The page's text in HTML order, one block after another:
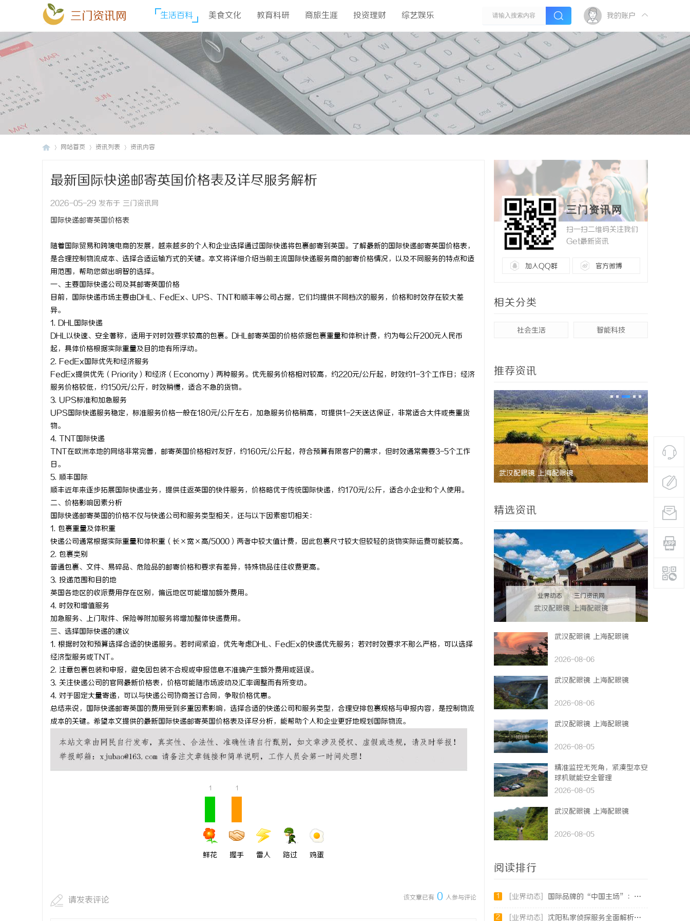
三门资讯网 生活百科 美食文化 教育科研 商旅生涯 投资理财 综艺娱乐 我的账户
网站首页 资讯列表 资讯内容
最新国际快递邮寄英国价格表及详尽服务解析
2026-05-29 发布于 三门资讯网
国际快递邮寄英国价格表
随着国际贸易和跨境电商的发展，越来越多的个人和企业选择通过国际快递将包裹邮寄到英国。了解最新的国际快递邮寄英国价格表，
是合理控制物流成本、选择合适运输方式的关键。本文将详细介绍当前主流国际快递服务商的邮寄价格情况，以及不同服务的特点和适
用范围，帮助您做出明智的选择。
一、主要国际快递公司及其邮寄英国价格
目前，国际快递市场主要由DHL、FedEx、UPS、TNT和顺丰等公司占据，它们均提供不同档次的服务，价格和时效存在较大差
异。
1. DHL国际快递
DHL以快速、安全著称，适用于对时效要求较高的包裹。DHL邮寄英国的价格依据包裹重量和体积计费，约为每公斤200元人民币
起，具体价格根据实际重量及目的地有所浮动。
2. FedEx国际优先和经济服务
FedEx提供优先（Priority）和经济（Economy）两种服务。优先服务价格相对较高，约220元/公斤起，时效约1-3个工作日；经济
服务价格较低，约150元/公斤，时效稍慢，适合不急的货物。
3. UPS标准和加急服务
UPS国际快递服务稳定，标准服务价格一般在180元/公斤左右，加急服务价格稍高，可提供1-2天送达保证，非常适合大件或贵重货
物。
4. TNT国际快递
TNT在欧洲本地的网络非常完善，邮寄英国价格相对友好，约160元/公斤起，符合预算有限客户的需求，但时效通常需要3-5个工作
日。
5. 顺丰国际
顺丰近年来逐步拓展国际快递业务，提供往返英国的快件服务，价格略优于传统国际快递，约170元/公斤，适合小企业和个人使用。
二、价格影响因素分析
国际快递邮寄英国的价格不仅与快递公司和服务类型相关，还与以下因素密切相关：
1. 包裹重量及体积重
快递公司通常根据实际重量和体积重（长×宽×高/5000）两者中较大值计费，因此包裹尺寸较大但较轻的货物实际运费可能较高。
2. 包裹类别
普通包裹、文件、易碎品、危险品的邮寄价格和要求有差异，特殊物品往往收费更高。
3. 投递范围和目的地
英国各地区的收派费用存在区别，偏远地区可能增加额外费用。
4. 时效和增值服务
加急服务、上门取件、保险等附加服务将增加整体快递费用。
三、选择国际快递的建议
1. 根据时效和预算选择合适的快递服务。若时间紧迫，优先考虑DHL、FedEx的快递优先服务；若对时效要求不那么严格，可以选择
经济型服务或TNT。
2. 注意包裹包装和申报，避免因包装不合规或申报信息不准确产生额外费用或延误。
3. 关注快递公司的官网最新价格表，价格可能随市场波动及汇率调整而有所变动。
4. 对于固定大量寄递，可以与快递公司协商签订合同，争取价格优惠。
总结来说，国际快递邮寄英国的费用受到多重因素影响，选择合适的快递公司和服务类型，合理安排包裹规格与申报内容，是控制物流
成本的关键。希望本文提供的最新国际快递邮寄英国价格表及详尽分析，能帮助个人和企业更好地规划国际物流。
1
鲜花
1
握手 雷人 路过 鸡蛋
该文章已有 0 人参与评论
请发表评论
三门资讯网
扫一扫二维码关注我们
Get最新资讯
加入QQ群 官方微博
相关分类
社会生活 智能科技
推荐资讯
武汉配眼镜 上海配眼镜
方案
深度解析蚂蚁影视：智能影视平台的未来趋势 企业级固
精选资讯
业界动态 | 三门资讯网
武汉配眼镜 上海配眼镜
武汉配眼镜 上海配眼镜
2026-08-06
武汉配眼镜 上海配眼镜
2026-08-06
武汉配眼镜 上海配眼镜
2026-08-05
精准监控无死角，紧凑型本安
球机赋能安全管理
2026-08-05
武汉配眼镜 上海配眼镜
2026-08-05
阅读排行
1 [业界动态] 国际品牌的“中国主场”：北京商标律师在跨境维权中的战略支点
2 [业界动态] 沈阳私家侦探服务全面解析：破解疑云，守护真相的专家助力